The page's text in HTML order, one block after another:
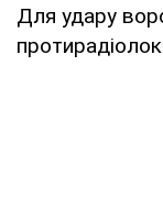
Для удару